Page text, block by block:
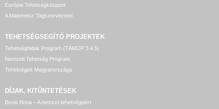
Európai Tehetségközpont
A Matehetsz Tagszervezetei
TEHETSÉGSEGÍTŐ PROJEKTEK
Tehetséghidak Program (TÁMOP 3.4.5)
Nemzeti Tehetség Program
Tehetségek Magyarországa
DÍJAK, KITÜNTETÉSEK
Bonis Bona – A nemzet tehetségeiért